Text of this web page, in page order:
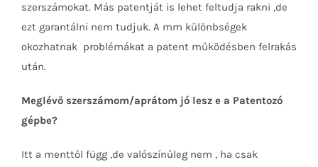
szerszámokat. Más patentját is lehet feltudja rakni ,de
ezt garantálni nem tudjuk. A mm különbségek
okozhatnak problémákat a patent működésben felrakás
után.
Meglévő szerszámom/aprátom jó lesz e a Patentozó
gépbe?
Itt a menttől függ ,de valószínűleg nem , ha csak